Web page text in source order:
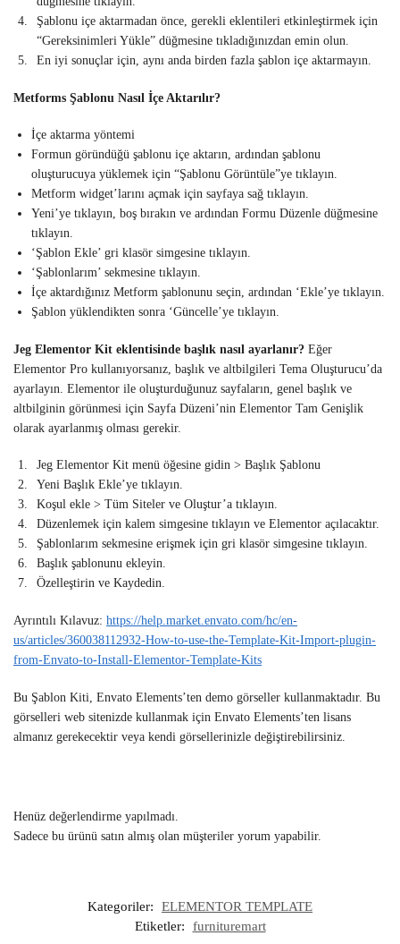
Şablonu içe aktarmadan önce, gerekli eklentileri etkinleştirmek için
“Gereksinimleri Yükle” düğmesine tıkladığınızdan emin olun.
En iyi sonuçlar için, aynı anda birden fazla şablon içe aktarmayın.
Metforms Şablonu Nasıl İçe Aktarılır?
İçe aktarma yöntemi
Formun göründüğü şablonu içe aktarın, ardından şablonu
oluşturucuya yüklemek için “Şablonu Görüntüle”ye tıklayın.
Metform widget’larını açmak için sayfaya sağ tıklayın.
Yeni’ye tıklayın, boş bırakın ve ardından Formu Düzenle düğmesine
tıklayın.
‘Şablon Ekle’ gri klasör simgesine tıklayın.
‘Şablonlarım’ sekmesine tıklayın.
İçe aktardığınız Metform şablonunu seçin, ardından ‘Ekle’ye tıklayın.
Şablon yüklendikten sonra ‘Güncelle’ye tıklayın.
Jeg Elementor Kit eklentisinde başlık nasıl ayarlanır? Eğer
Elementor Pro kullanıyorsanız, başlık ve altbilgileri Tema Oluşturucu’da
ayarlayın. Elementor ile oluşturduğunuz sayfaların, genel başlık ve
altbilginin görünmesi için Sayfa Düzeni’nin Elementor Tam Genişlik
olarak ayarlanmış olması gerekir.
Jeg Elementor Kit menü öğesine gidin > Başlık Şablonu
Yeni Başlık Ekle’ye tıklayın.
Koşul ekle > Tüm Siteler ve Oluştur’a tıklayın.
Düzenlemek için kalem simgesine tıklayın ve Elementor açılacaktır.
Şablonlarım sekmesine erişmek için gri klasör simgesine tıklayın.
Başlık şablonunu ekleyin.
Özelleştirin ve Kaydedin.
Ayrıntılı Kılavuz: https://help.market.envato.com/hc/en-
us/articles/360038112932-How-to-use-the-Template-Kit-Import-plugin-
from-Envato-to-Install-Elementor-Template-Kits
Bu Şablon Kiti, Envato Elements’ten demo görseller kullanmaktadır. Bu
görselleri web sitenizde kullanmak için Envato Elements’ten lisans
almanız gerekecektir veya kendi görsellerinizle değiştirebilirsiniz.
Henüz değerlendirme yapılmadı.
Sadece bu ürünü satın almış olan müşteriler yorum yapabilir.
Kategoriler:
ELEMENTOR TEMPLATE
Etiketler:
furnituremart